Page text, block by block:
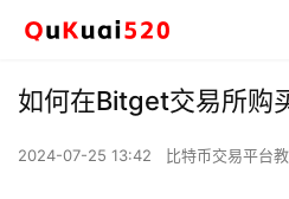
如何在Bitget交易所购
2024-07-25 13:42 比特币交易平台